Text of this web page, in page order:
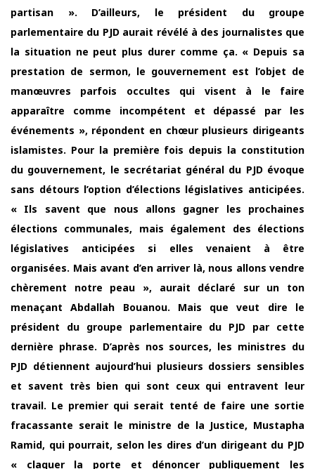
partisan ». D’ailleurs, le président du groupe
parlementaire du PJD aurait révélé à des journalistes que
la situation ne peut plus durer comme ça. « Depuis sa
prestation de sermon, le gouvernement est l’objet de
manœuvres parfois occultes qui visent à le faire
apparaître comme incompétent et dépassé par les
événements », répondent en chœur plusieurs dirigeants
islamistes. Pour la première fois depuis la constitution
du gouvernement, le secrétariat général du PJD évoque
sans détours l’option d’élections législatives anticipées.
« Ils savent que nous allons gagner les prochaines
élections communales, mais également des élections
législatives anticipées si elles venaient à être
organisées. Mais avant d’en arriver là, nous allons vendre
chèrement notre peau », aurait déclaré sur un ton
menaçant Abdallah Bouanou. Mais que veut dire le
président du groupe parlementaire du PJD par cette
dernière phrase. D’après nos sources, les ministres du
PJD détiennent aujourd’hui plusieurs dossiers sensibles
et savent très bien qui sont ceux qui entravent leur
travail. Le premier qui serait tenté de faire une sortie
fracassante serait le ministre de la Justice, Mustapha
Ramid, qui pourrait, selon les dires d’un dirigeant du PJD
« claquer la porte et dénoncer publiquement les